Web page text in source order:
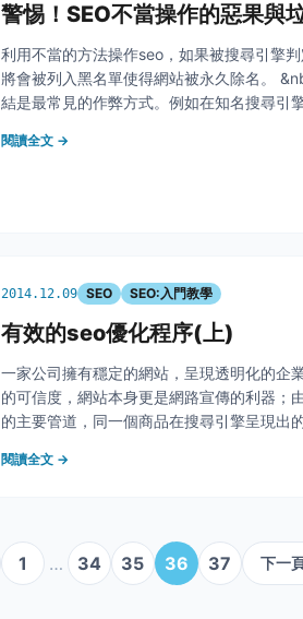
警惕！SEO不當操作的惡果與
利用不當的方法操作seo，如果被搜尋引擎
將會被列入黑名單使得網站被永久除名。
結是最常見的作弊方式。例如在知名搜尋引
閱讀全文 →
2014.12.09 SEO SEO:入門教學
有效的seo優化程序(上)
一家公司擁有穩定的網站，呈現透明化的企
的可信度，網站本身更是網路宣傳的利器；
的主要管道，同一個商品在搜尋引擎呈現出
&nbsp; 要如何在數
閱讀全文 →
1 … 34 35 36 37 下一